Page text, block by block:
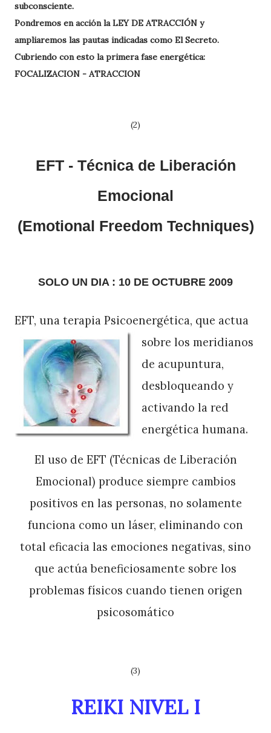
subconsciente.
Pondremos en acción la LEY DE ATRACCIÓN y
ampliaremos las pautas indicadas como El Secreto.
Cubriendo con esto la primera fase energética:
FOCALIZACION - ATRACCION
(2)
EFT - Técnica de Liberación
Emocional
(Emotional Freedom Techniques)
SOLO UN DIA : 10 DE OCTUBRE 2009
EFT, una terapia Psicoenergética, que actua
sobre los meridianos
de acupuntura,
desbloqueando y
activando la red
energética humana.
El uso de EFT (Técnicas de Liberación
Emocional) produce siempre cambios
positivos en las personas, no solamente
funciona como un láser, eliminando con
total eficacia las emociones negativas, sino
que actúa beneficiosamente sobre los
problemas físicos cuando tienen origen
psicosomático
(3)
REIKI NIVEL I